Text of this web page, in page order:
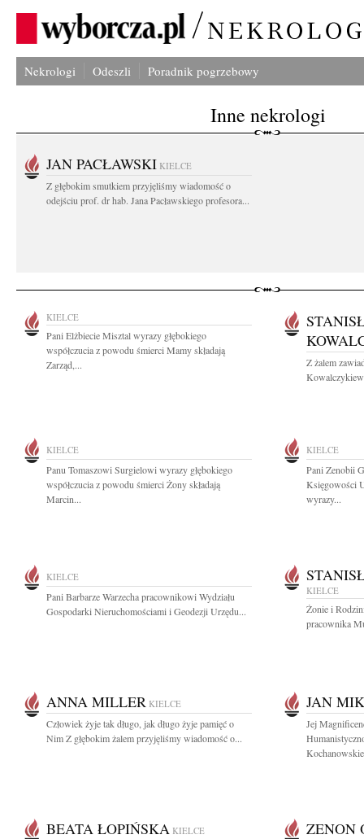
Nekrologi Odeszli Poradnik pogrzebowy
Inne nekrologi
JAN PACŁAWSKI KIELCE
Z głębokim smutkiem przyjęliśmy wiadomość o
odejściu prof. dr hab. Jana Pacławskiego profesora...
KIELCE
Pani Elżbiecie Misztal wyrazy głębokiego
współczucia z powodu śmierci Mamy składają
Zarząd,...
Z żalem
KIELCE
Panu Tomaszowi Surgielowi wyrazy głębokiego
współczucia z powodu śmierci Żony składają
Marcin...
KIELCE
Pani Zenobii
Księgowości
wyrazy...
KIELCE
Pani Barbarze Warzecha pracownikowi Wydziału
Gospodarki Nieruchomościami i Geodezji Urzędu...
KIELCE
Żonie i
pracownika
ANNA MILLER KIELCE
Człowiek żyje tak długo, jak długo żyje pamięć o
Nim Z głębokim żalem przyjęliśmy wiadomość o...
JAN
Jej
BEATA ŁOPIŃSKA KIELCE ZENON